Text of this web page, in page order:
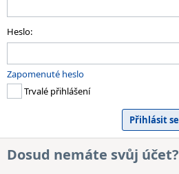
Heslo:
Zapomenuté heslo
Trvalé přihlášení
Dosud nemáte svůj účet?